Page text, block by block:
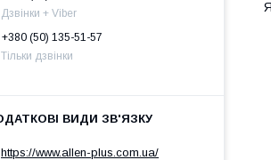
Дзвінки + Viber
+380 (50) 135-51-57
Тільки дзвінки
https://www.allen-plus.com.ua/